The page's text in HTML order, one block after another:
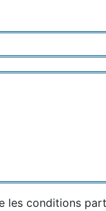
les conditions